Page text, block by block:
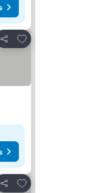
Partilhar
Adicionar aos favoritos
Partilhar
Adicionar aos favoritos